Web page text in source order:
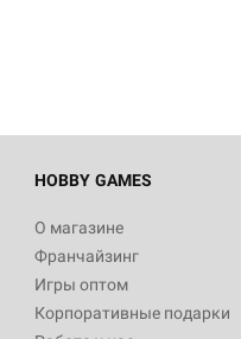
HOBBY GAMES
О магазине
Франчайзинг
Игры оптом
Корпоративные подарки
Белая смерть
12 990
Настольная игра
3 490